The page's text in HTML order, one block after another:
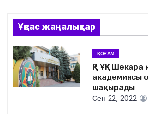
и
г
а
ц
Ұқсас жаңалықтар
ҚОҒАМ
ҚР ҰҚК Шекара
академиясы
шақырады
Сен 22, 2022